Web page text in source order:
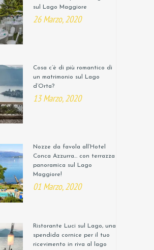
sul Lago Maggiore
26 Marzo, 2020
Cosa c’è di più romantico di
un matrimonio sul Lago
d’Orta?
13 Marzo, 2020
Nozze da favola all’Hotel
Conca Azzurra… con terrazza
panoramica sul Lago
Maggiore!
01 Marzo, 2020
Ristorante Luci sul Lago, una
spendida cornice per il tuo
ricevimento in riva al lago